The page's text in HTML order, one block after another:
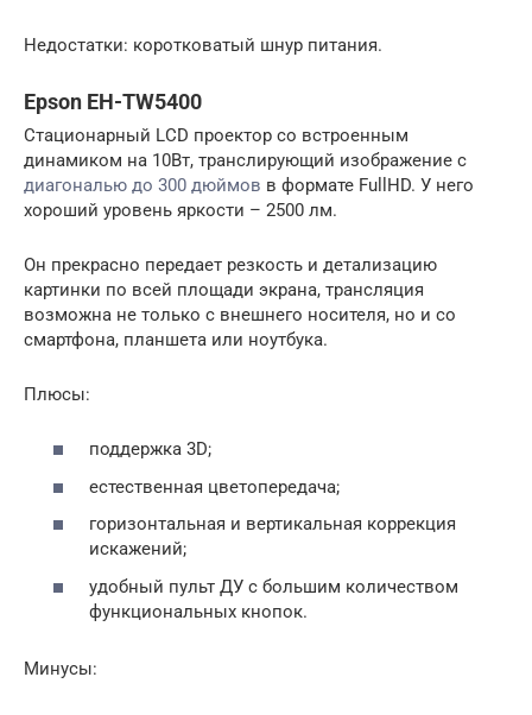
Недостатки: коротковатый шнур питания.
Epson EH-TW5400
Стационарный LCD проектор со встроенным
динамиком на 10Вт, транслирующий изображение с
диагональю до 300 дюймов в формате FullHD. У него
хороший уровень яркости – 2500 лм.
Он прекрасно передает резкость и детализацию
картинки по всей площади экрана, трансляция
возможна не только с внешнего носителя, но и со
смартфона, планшета или ноутбука.
Плюсы:
поддержка 3D;
естественная цветопередача;
горизонтальная и вертикальная коррекция
искажений;
удобный пульт ДУ с большим количеством
функциональных кнопок.
Минусы: